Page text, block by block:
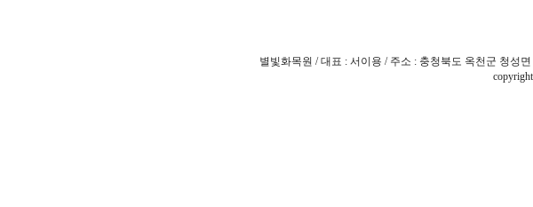
별빛화목원 / 대표 : 서이용 / 주소 : 충청북도 옥천군 청성